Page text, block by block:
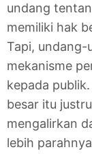
undang
memiliki hak
Tapi,
mekanisme
kepada
besar itu
mengalirkan
lebih